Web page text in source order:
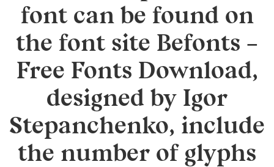
font can be found on
the font site Befonts –
Free Fonts Download,
designed by Igor
Stepanchenko, include
the number of glyphs